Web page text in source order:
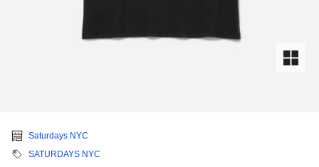
Saturdays NYC
SATURDAYS NYC